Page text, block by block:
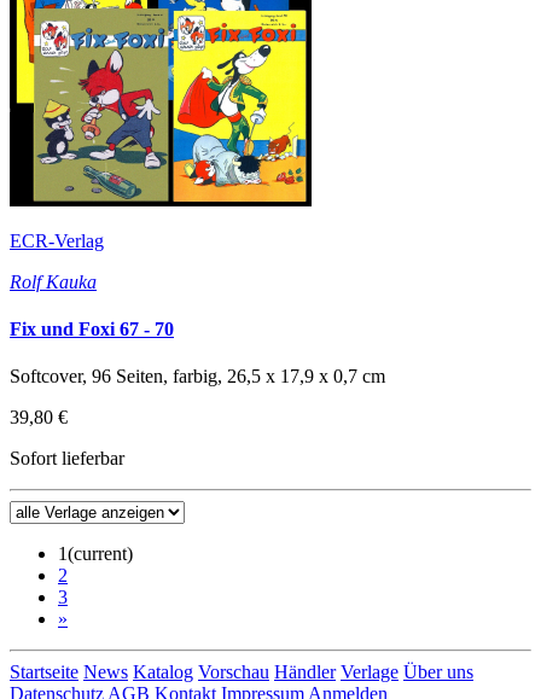
ECR-Verlag
Rolf Kauka
Fix und Foxi 67 - 70
Softcover, 96 Seiten, farbig, 26,5 x 17,9 x 0,7 cm
39,80 €
Sofort lieferbar
1(current)
2
3
»
Startseite News Katalog Vorschau Händler Verlage Über uns
Datenschutz AGB Kontakt Impressum Anmelden